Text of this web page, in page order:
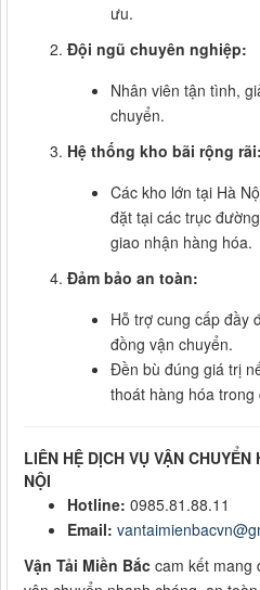
ưu.
Đội ngũ chuyên nghiệp:
Nhân viên tận tình,
chuyển.
Hệ thống kho bãi rộng rãi:
Các kho lớn tại Hà
đặt tại các trục
giao nhận hàng hóa.
Đảm bảo an toàn:
Hỗ trợ cung cấp đầy
đồng vận chuyển.
Đền bù đúng giá trị
thoát hàng hóa
LIÊN HỆ DỊCH VỤ VẬN
NỘI
Hotline: 0985.81.88.11
Email:
Vận Tải Miền Bắc cam kết mang